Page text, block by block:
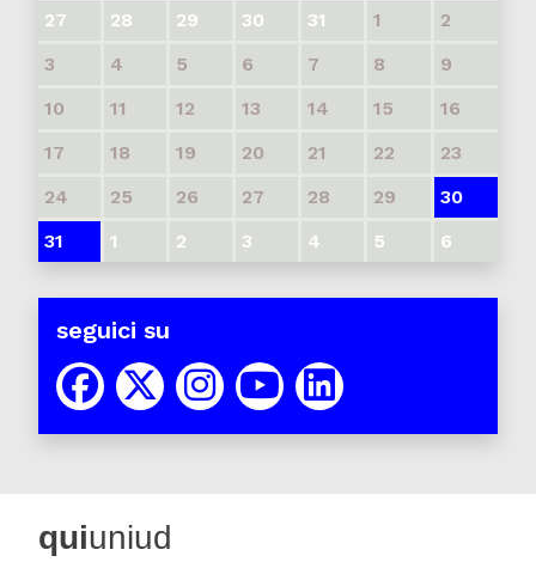
27 28 29 30 31 1
2
3
4 5 6 7 8
9
10
11 12 13 14 15
16
17
18 19 20 21 22
23
24
25 26 27 28 29
30
31
1 2 3 4 5 6
seguici su
quiuniud